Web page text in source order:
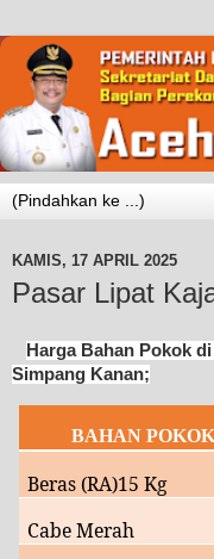
KAMIS, 17 APRIL 2025
Pasar Lipat
Harga Bahan Pokok
Simpang Kanan;
BAHAN POKOK
Beras (RA)15 Kg
Cabe Merah